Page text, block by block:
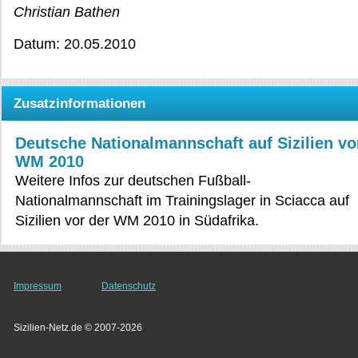
Christian Bathen
Datum: 20.05.2010
Zusatzinformationen
Deutsche Nationalmannschaft auf Sizilien
WM 2010
Weitere Infos zur deutschen Fußball-
Nationalmannschaft im Trainingslager in Sciacca auf
Sizilien vor der WM 2010 in Südafrika.
Impressum Datenschutz
Sizilien-Netz.de © 2007-2026